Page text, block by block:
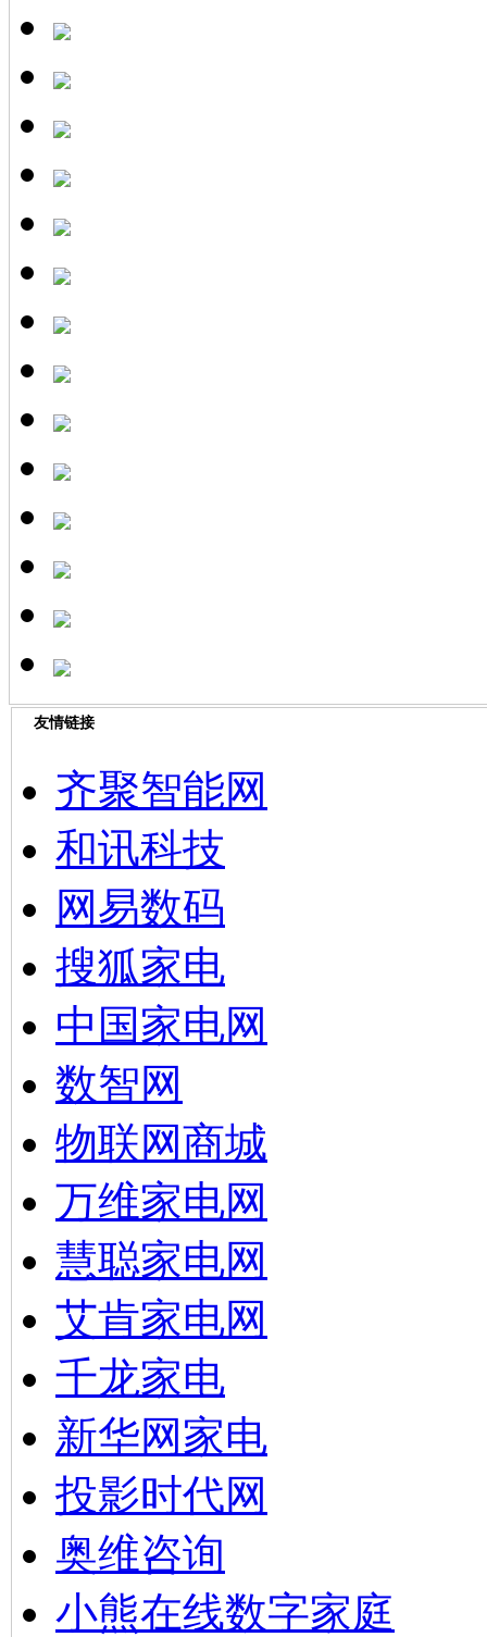
友情链接
齐聚智能网
和讯科技
网易数码
搜狐家电
中国家电网
数智网
物联网商城
万维家电网
慧聪家电网
艾肯家电网
千龙家电
新华网家电
投影时代网
奥维咨询
小熊在线数字家庭